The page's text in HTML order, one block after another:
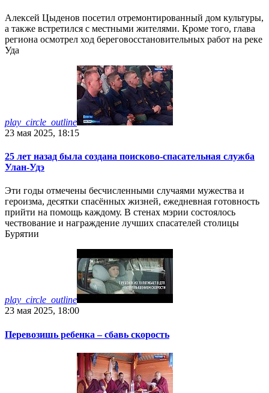
Алексей Цыденов посетил отремонтированный дом культуры,
а также встретился с местными жителями. Кроме того, глава
региона осмотрел ход береговосстановительных работ на реке
Уда
play_circle_outline
23 мая 2025, 18:15
25 лет назад была создана поисково-спасательная служба
Улан-Удэ
Эти годы отмечены бесчисленными случаями мужества и
героизма, десятки спасённых жизней, ежедневная готовность
прийти на помощь каждому. В стенах мэрии состоялось
чествование и награждение лучших спасателей столицы
Бурятии
play_circle_outline
23 мая 2025, 18:00
Перевозишь ребенка – сбавь скорость